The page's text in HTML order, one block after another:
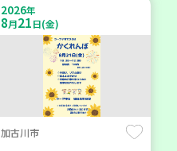
2026年
8月21日(金)
加古川市